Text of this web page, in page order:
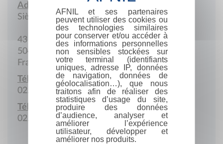
Adresse :
Siège social
43 Boulevard des Amiraux
50400 Granville
France
Téléphone :
02.33.90.07.51
Télécopie :
02.33.90.03.77
AFNIL et ses partenaires
peuvent utiliser des cookies ou
des technologies similaires
pour conserver et/ou accéder à
des informations personnelles
non sensibles stockées sur
votre terminal (identifiants
uniques, adresse IP, données
de navigation, données de
géolocalisation…), que nous
traitons afin de réaliser des
statistiques d’usage du site,
produire des données
d’audience, analyser et
améliorer l’expérience
utilisateur, développer et
améliorer nos produits.